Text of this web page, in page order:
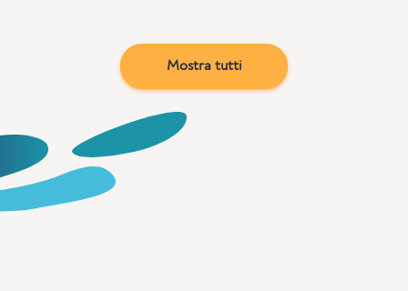
Mostra tutti